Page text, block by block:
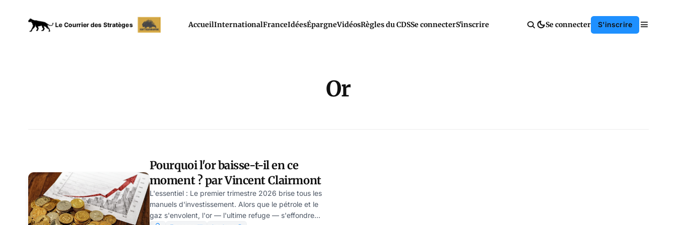
AccueilInternationalFranceIdéesÉpargneVidéosRègles du CDSSe connecterS'inscrire Se connecter S'inscrire
Or
Pourquoi l'or baisse-t-il en ce
moment ? par Vincent Clairmont
L'essentiel : Le premier trimestre 2026 brise tous les
manuels d'investissement. Alors que le pétrole et le
gaz s'envolent, l'or — l'ultime refuge — s'effondre